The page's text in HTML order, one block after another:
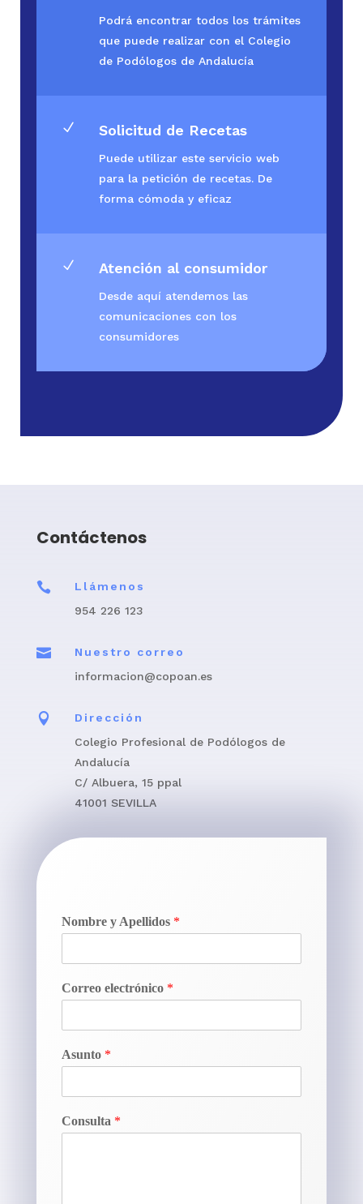
Podrá encontrar todos los trámites
que puede realizar con el Colegio
de Podólogos de Andalucía
N Solicitud de Recetas
Puede utilizar este servicio web
para la petición de recetas. De
forma cómoda y eficaz
N Atención al consumidor
Desde aquí atendemos las
comunicaciones con los
consumidores
Contáctenos

Llámenos
954 226 123

Nuestro correo
informacion@copoan.es

Dirección
Colegio Profesional de Podólogos de
Andalucía
C/ Albuera, 15 ppal
41001 SEVILLA
Nombre y Apellidos *
Correo electrónico *
Asunto *
Consulta *